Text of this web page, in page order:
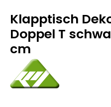
Klapptisch
Doppel T
cm